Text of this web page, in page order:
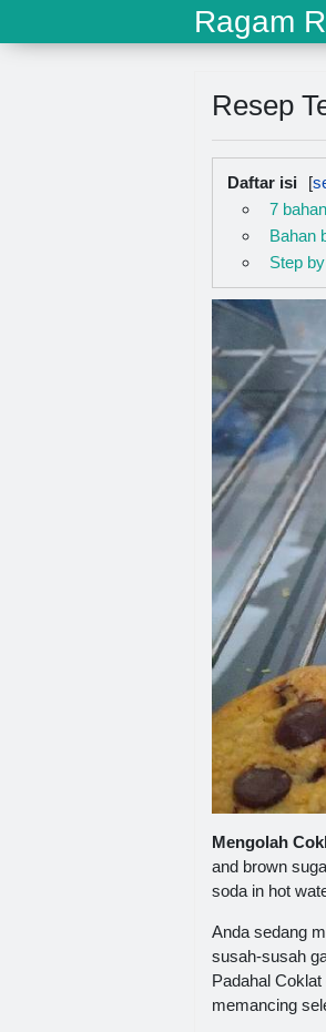
Ragam
Resep
Daftar isi
7
Bahan
Step
Mengolah
and brown
soda in hot
Anda sedang
susah-susah
Padahal
memancing